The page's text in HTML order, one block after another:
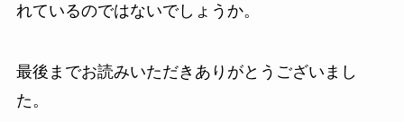
れているのではないでしょうか。
最後までお読みいただきありがとうございまし
た。